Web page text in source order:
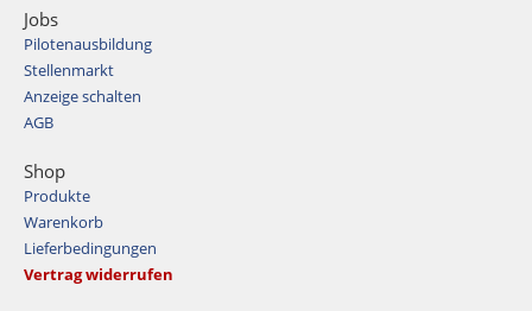
Jobs
Pilotenausbildung
Stellenmarkt
Anzeige schalten
AGB
Shop
Produkte
Warenkorb
Lieferbedingungen
Vertrag widerrufen